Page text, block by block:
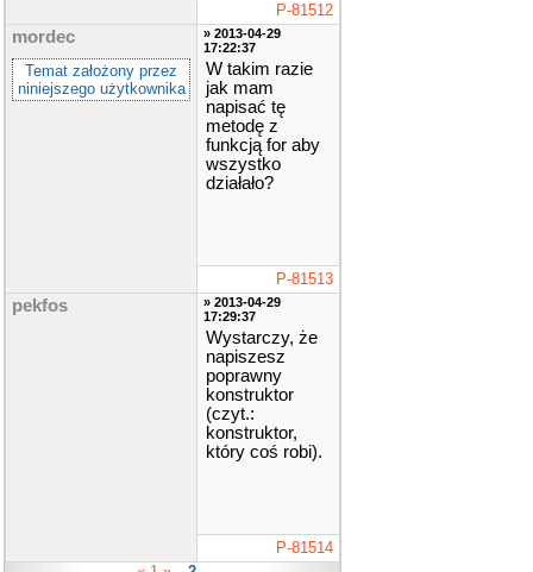
P-81512
mordec
Temat założony przez
niniejszego użytkownika
» 2013-04-29
17:22:37
W takim razie
jak mam
napisać tę
metodę z
funkcją for aby
wszystko
działało?
P-81513
pekfos
» 2013-04-29
17:29:37
Wystarczy, że
napiszesz
poprawny
konstruktor
(czyt.:
konstruktor,
który coś robi).
P-81514